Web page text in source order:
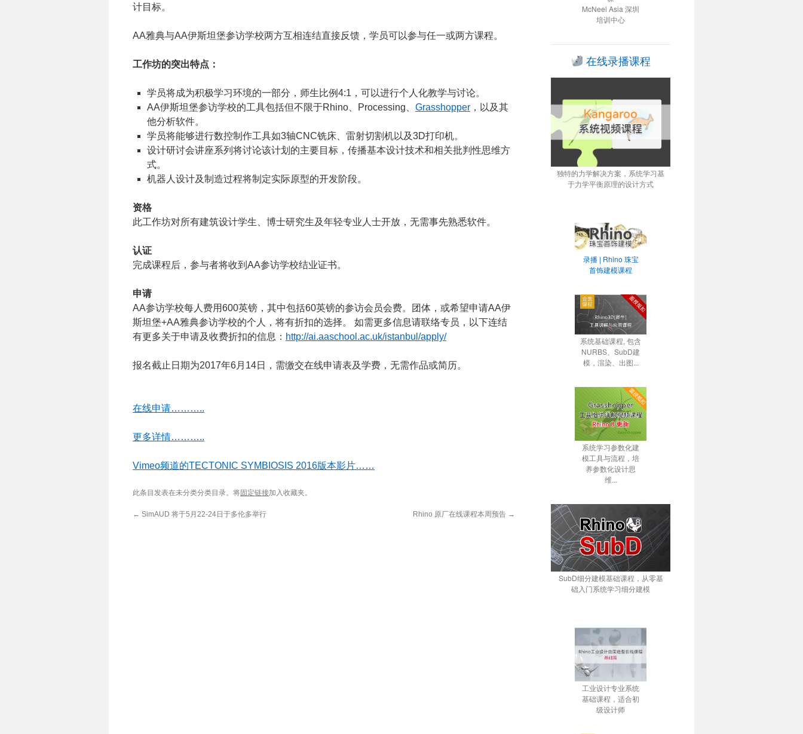
计目标。
AA雅典与AA伊斯坦堡参访学校两方互相连结直接反馈，学员可以参与任一或两方课程。
工作坊的突出特点：
学员将成为积极学习环境的一部分，师生比例4:1，可以进行个人化教学与讨论。
AA伊斯坦堡参访学校的工具包括但不限于Rhino、Processing、 Grasshopper ，以及其
他分析软件。
学员将能够进行数控制作工具如3轴CNC铣床、雷射切割机以及3D打印机。
设计研讨会讲座系列将讨论该计划的主要目标，传播基本设计技术和相关批判性思维方
式。
机器人设计及制造过程将制定实际原型的开发阶段。
资格
此工作坊对所有建筑设计学生、博士研究生及年轻专业人士开放，无需事先熟悉软件。
认证
完成课程后，参与者将收到AA参访学校结业证书。
申请
AA参访学校每人费用600英镑，其中包括60英镑的参访会员会费。团体，或希望申请AA伊
斯坦堡+AA雅典参访学校的个人，将有折扣的选择。 如需更多信息请联络专员，以下连结
有更多关于申请及收费折扣的信息： http://ai.aaschool.ac.uk/istanbul/apply/
报名截止日期为2017年6月14日，需缴交在线申请表及学费，无需作品或简历。
在线申请………..
更多详情………..
Vimeo频道的TECTONIC SYMBIOSIS 2016版本影片……
此条目发表在未分类分类目录。将固定链接加入收藏夹。
← SimAUD 将于5月22-24日于多伦多举行 Rhino 原厂在线课程本周预告 →
McNeel Asia 深圳
培训中心
在线录播课程
独特的力学解决方案，系统学习基
于力学平衡原理的设计方式
录播 | Rhino 珠宝
首饰建模课程
系统基础课程, 包含
NURBS、SubD建
模，渲染、出图...
系统学习参数化建
模工具与流程，培
养参数化设计思
维...
SubD细分建模基础课程，从零基
础入门系统学习细分建模
工业设计专业系统
基础课程，适合初
级设计师